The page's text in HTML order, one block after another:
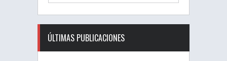
ÚLTIMAS PUBLICACIONES